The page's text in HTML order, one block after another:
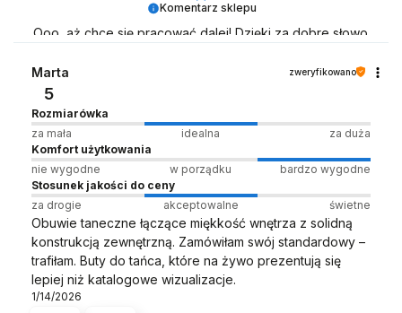
Komentarz sklepu
Ooo, aż chce się pracować dalej! Dzięki za dobre słowo
Zespół LELKA 🦋
Marta zweryfikowano
5
Rozmiarówka
za mała
idealna
za duża
Komfort użytkowania
nie wygodne
w porządku
bardzo wygodne
Stosunek jakości do ceny
za drogie
akceptowalne świetne
Obuwie taneczne łączące miękkość wnętrza z solidną
konstrukcją zewnętrzną. Zamówiłam swój standardowy –
trafiłam. Buty do tańca, które na żywo prezentują się
lepiej niż katalogowe wizualizacje.
1/14/2026